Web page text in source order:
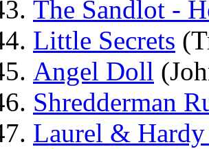
The Sandlot -
Little Secrets
Angel Doll
Shredderman
Laurel & Hardy